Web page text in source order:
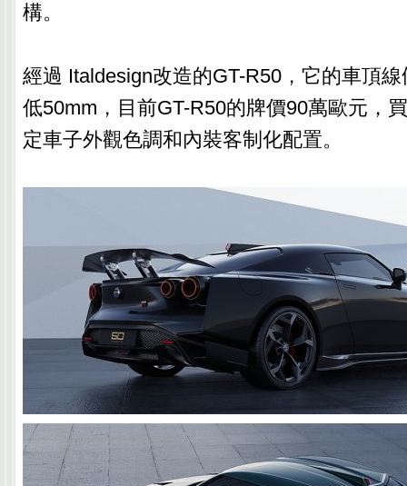
構。
經過 Italdesign改造的GT-R50，它的車頂
低50mm，目前GT-R50的牌價90萬歐元，
定車子外觀色調和內裝客制化配置。